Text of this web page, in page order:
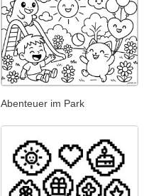
Abenteuer im Park